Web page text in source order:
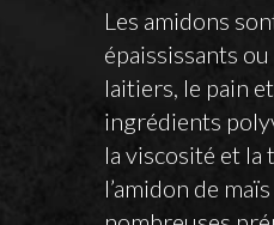
Les amidons
épaississants
laitiers, le pain
ingrédients
la viscosité et la
l’amidon de